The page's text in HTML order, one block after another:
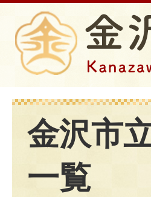
金沢市
一覧